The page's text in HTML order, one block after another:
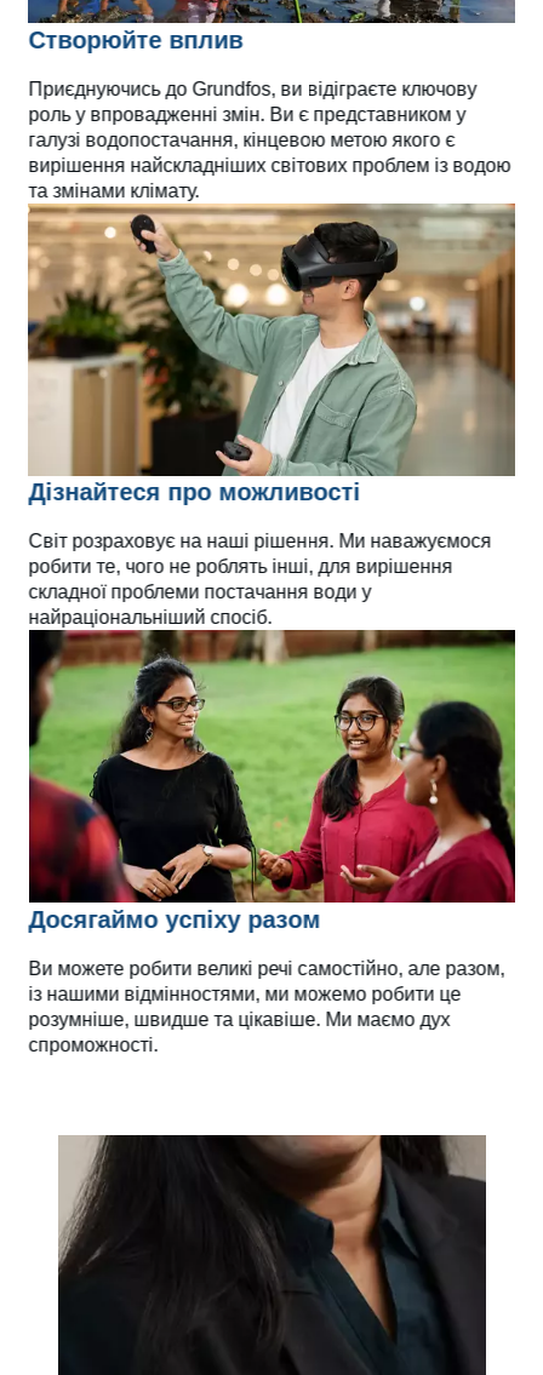
Створюйте вплив
Приєднуючись до Grundfos, ви відіграєте ключову
роль у впровадженні змін. Ви є представником у
галузі водопостачання, кінцевою метою якого є
вирішення найскладніших світових проблем із водою
та змінами клімату.
Дізнайтеся про можливості
Світ розраховує на наші рішення. Ми наважуємося
робити те, чого не роблять інші, для вирішення
складної проблеми постачання води у
найраціональніший спосіб.
Досягаймо успіху разом
Ви можете робити великі речі самостійно, але разом,
із нашими відмінностями, ми можемо робити це
розумніше, швидше та цікавіше. Ми маємо дух
спроможності.